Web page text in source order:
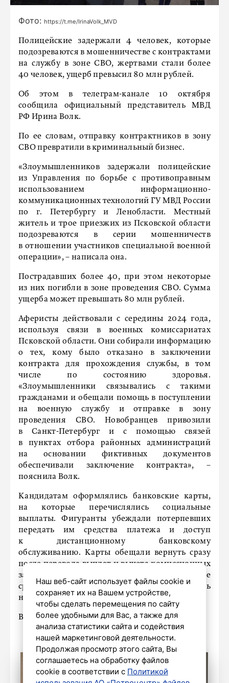
Фото: https://t.me/IrinaVolk_MVD
Полицейские задержали 4 человек, которые
подозреваются в мошенничестве с контрактами
на службу в зоне СВО, жертвами стали более
40 человек, ущерб превысил 80 млн рублей.
Об этом в телеграм-канале 10 октября
сообщила официальный представитель МВД
РФ Ирина Волк.
По ее словам, отправку контрактников в зону
СВО превратили в криминальный бизнес.
«Злоумышленников задержали полицейские
из Управления по борьбе с противоправным
использованием информационно-
коммуникационных технологий ГУ МВД России
по г. Петербургу и Ленобласти. Местный
житель и трое приезжих из Псковской области
подозреваются в серии мошенничеств
в отношении участников специальной военной
операции», – написала она.
Пострадавших более 40, при этом некоторые
из них погибли в зоне проведения СВО. Сумма
ущерба может превышать 80 млн рублей.
Аферисты действовали с середины 2024 года,
используя связи в военных комиссариатах
Псковской области. Они собирали информацию
о тех, кому было отказано в заключении
контракта для прохождения службы, в том
числе по состоянию здоровья.
«Злоумышленники связывались с такими
гражданами и обещали помощь в поступлении
на военную службу и отправке в зону
проведения СВО. Новобранцев привозили
в Санкт-Петербург и с помощью связей
в пунктах отбора районных администраций
на основании фиктивных документов
обеспечивали заключение контракта», –
пояснила Волк.
Кандидатам оформлялись банковские карты,
на которые перечислялись социальные
выплаты. Фигуранты убеждали потерпевших
передать им средства платежа и доступ
к дистанционному банковскому
обслуживанию. Карты обещали вернуть сразу
после перевода выплат и вычета комиссионных
за свои услуги. На самом деле все поступившие
средства сразу направлялись
на подконтрольные аферистам счета.
Возбуждены уголовные дела.
Наш веб-сайт использует файлы cookie и
сохраняет их на Вашем устройстве,
чтобы сделать перемещения по сайту
более удобными для Вас, а также для
анализа статистики сайта и содействия
нашей маркетинговой деятельности.
Продолжая просмотр этого сайта, Вы
соглашаетесь на обработку файлов
cookie в соответствии с Политикой